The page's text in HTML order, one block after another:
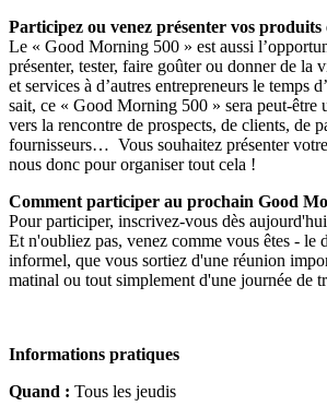
Participez ou venez présenter vos produits
Le « Good Morning 500 » est aussi
présenter, tester, faire goûter ou donner de la
et services à d’autres entrepreneurs le temps
sait, ce « Good Morning 500 » sera peut-être
vers la rencontre de prospects, de clients, de
fournisseurs… Vous souhaitez présenter
nous donc pour organiser tout cela !
Comment participer au prochain Good
Pour participer, inscrivez-vous dès
Et n'oubliez pas, venez comme vous êtes - le
informel, que vous sortiez d'une réunion
matinal ou tout simplement d'une journée de
Informations pratiques
Quand : Tous les jeudis